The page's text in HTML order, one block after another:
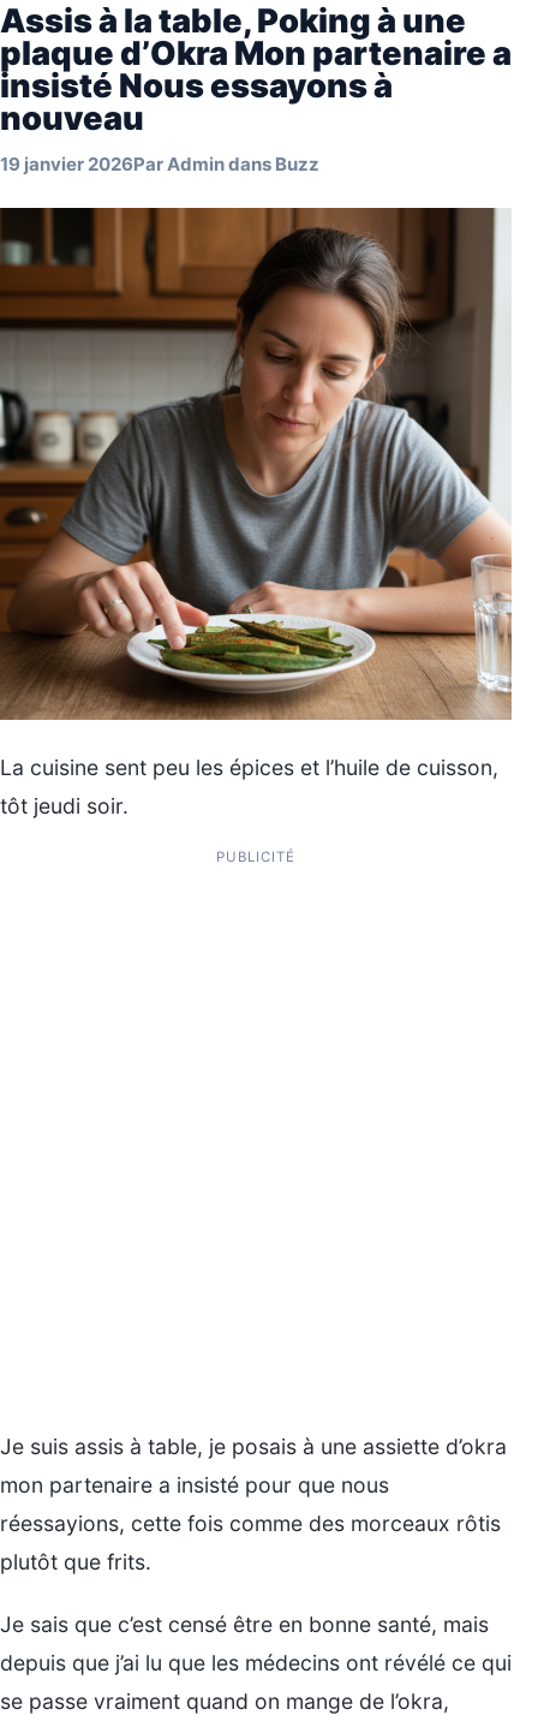
Assis à la table, Poking à une
plaque d’Okra Mon partenaire a
insisté Nous essayons à
nouveau
19 janvier 2026ParAdmindans Buzz
La cuisine sent peu les épices et l’huile de cuisson,
tôt jeudi soir.
PUBLICITÉ
Je suis assis à table, je posais à une assiette d’okra
mon partenaire a insisté pour que nous
réessayions, cette fois comme des morceaux rôtis
plutôt que frits.
Je sais que c’est censé être en bonne santé, mais
depuis que j’ai lu que les médecins ont révélé ce qui
se passe vraiment quand on mange de l’okra,